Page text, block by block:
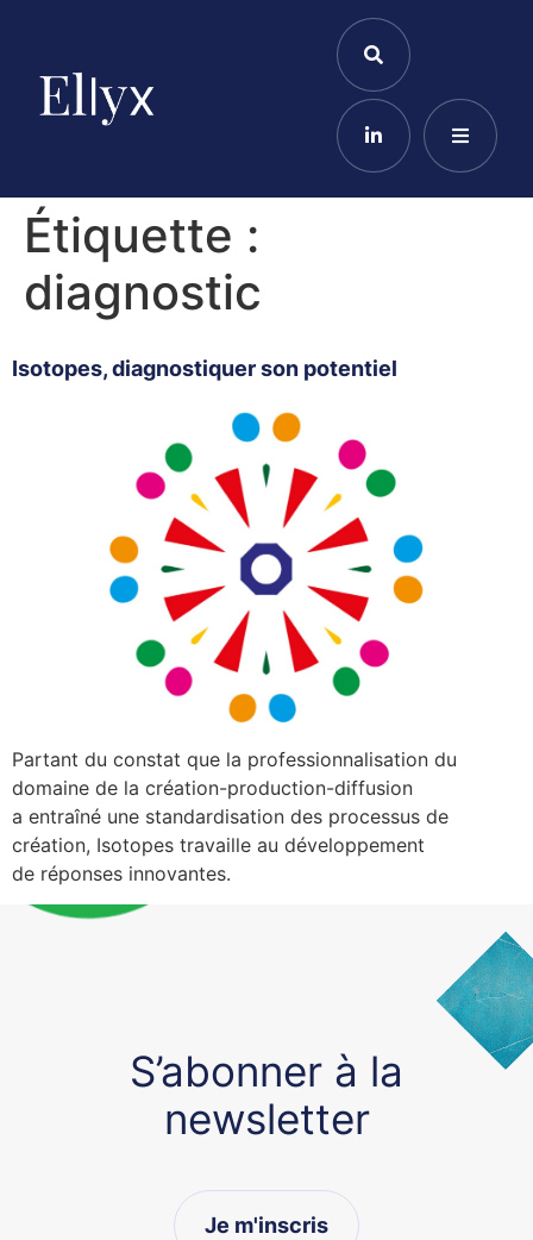
Étiquette :
diagnostic
Isotopes, diagnostiquer son potentiel
Partant du constat que la professionnalisation du
domaine de la création-production-diffusion
a entraîné une standardisation des processus de
création, Isotopes travaille au développement
de réponses innovantes.
S’abonner à la
newsletter
Je m'inscris